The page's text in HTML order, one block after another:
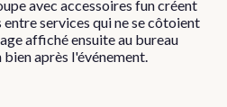
avec accessoires fun créent
services qui ne se côtoient
affiché ensuite au bureau
après l'événement.